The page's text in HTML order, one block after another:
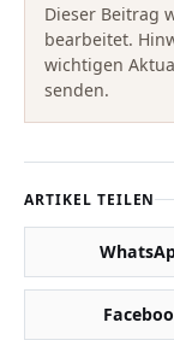
Dieser Beitrag
bearbeitet.
wichtigen
senden.
ARTIKEL TEILEN